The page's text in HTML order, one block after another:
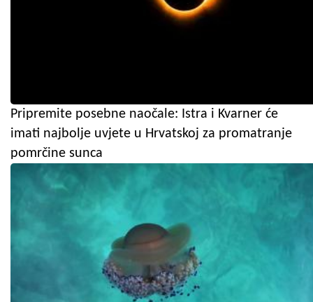
Pripremite posebne naočale: Istra i Kvarner će
imati najbolje uvjete u Hrvatskoj za promatranje
pomrčine sunca